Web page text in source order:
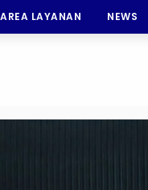
AREA LAYANAN NEWS